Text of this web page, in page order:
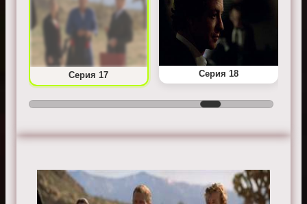
Серия 17 Серия 18